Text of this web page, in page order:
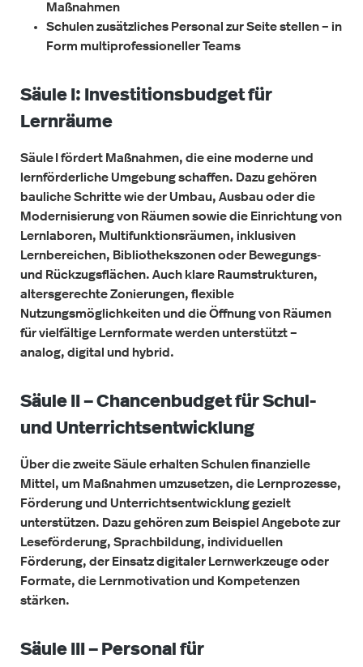
Maßnahmen
Schulen zusätzliches Personal zur Seite stellen – in
Form multiprofessioneller Teams
Säule I: Investitionsbudget für
Lernräume
Säule I fördert Maßnahmen, die eine moderne und
lernförderliche Umgebung schaffen. Dazu gehören
bauliche Schritte wie der Umbau, Ausbau oder die
Modernisierung von Räumen sowie die Einrichtung von
Lernlaboren, Multifunktionsräumen, inklusiven
Lernbereichen, Bibliothekszonen oder Bewegungs‑
und Rückzugsflächen. Auch klare Raumstrukturen,
altersgerechte Zonierungen, flexible
Nutzungsmöglichkeiten und die Öffnung von Räumen
für vielfältige Lernformate werden unterstützt –
analog, digital und hybrid.
Säule II – Chancenbudget für Schul-
und Unterrichtsentwicklung
Über die zweite Säule erhalten Schulen finanzielle
Mittel, um Maßnahmen umzusetzen, die Lernprozesse,
Förderung und Unterrichtsentwicklung gezielt
unterstützen. Dazu gehören zum Beispiel Angebote zur
Leseförderung, Sprachbildung, individuellen
Förderung, der Einsatz digitaler Lernwerkzeuge oder
Formate, die Lernmotivation und Kompetenzen
stärken.
Säule III – Personal für